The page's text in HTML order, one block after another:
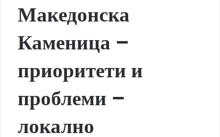
Македонска
Каменица –
приоритети и
проблеми –
локално